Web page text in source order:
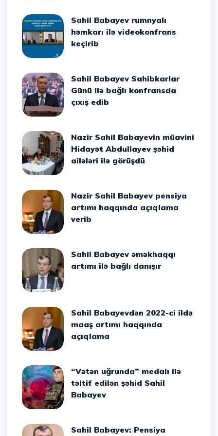
Sahil Babayev rumnyalı
həmkarı ilə videokonfrans
keçirib
Sahil Babayev Sahibkarlar
Günü ilə bağlı konfransda
çıxış edib
Nazir Sahil Babayevin müavini
Hidayət Abdullayev şəhid
ailələri ilə görüşdü
Nazir Sahil Babayev pensiya
artımı haqqında açıqlama
verib
Sahil Babayev əməkhaqqı
artımı ilə bağlı danışır
Sahil Babayevdən 2022-ci ildə
maaş artımı haqqında
açıqlama
“Vətən uğrunda” medalı ilə
təltif edilən şəhid Sahil
Babayev
Sahil Babayev: Pensiya